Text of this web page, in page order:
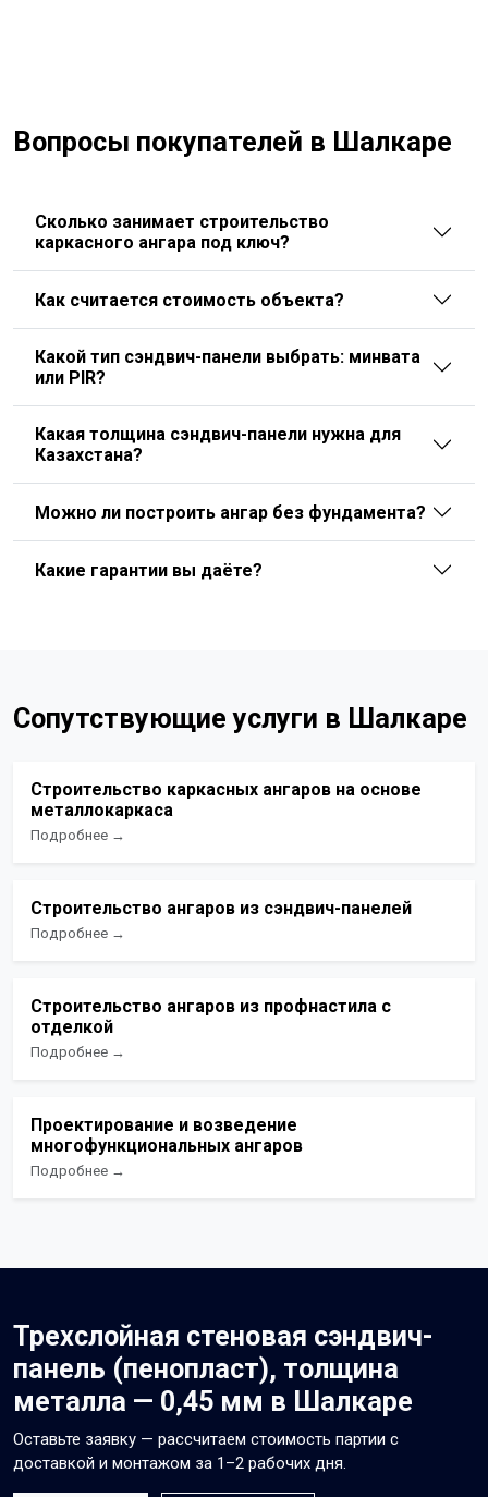
Вопросы покупателей в Шалкаре
Сколько занимает строительство
каркасного ангара под ключ?
Как считается стоимость объекта?
Какой тип сэндвич-панели выбрать: минвата
или PIR?
Какая толщина сэндвич-панели нужна для
Казахстана?
Можно ли построить ангар без фундамента?
Какие гарантии вы даёте?
Сопутствующие услуги в Шалкаре
Строительство каркасных ангаров на основе
металлокаркаса
Подробнее →
Строительство ангаров из сэндвич-панелей
Подробнее →
Строительство ангаров из профнастила с
отделкой
Подробнее →
Проектирование и возведение
многофункциональных ангаров
Подробнее →
Трехслойная стеновая сэндвич-
панель (пенопласт), толщина
металла — 0,45 мм в Шалкаре
Оставьте заявку — рассчитаем стоимость партии с
доставкой и монтажом за 1–2 рабочих дня.